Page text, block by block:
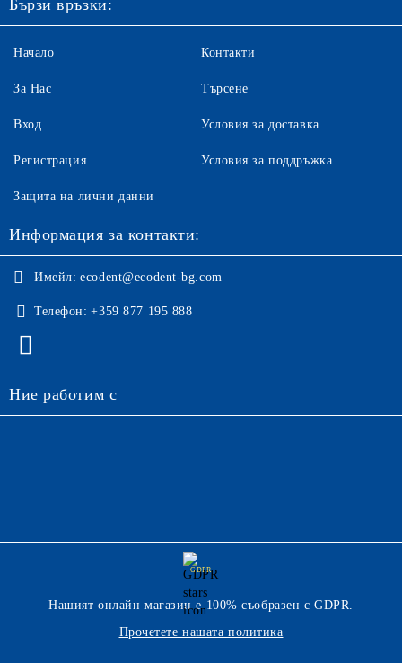
Бързи връзки:
Начало
За Нас
Вход
Регистрация
Контакти
Търсене
Условия за доставка
Условия за поддръжка
Защита на лични данни
Информация за контакти:
Имейл: ecodent@ecodent-bg.com
Телефон: +359 877 195 888
Ние работим с
GDPR
Нашият онлайн магазин е 100% съобразен с GDPR.
Прочетете нашата политика